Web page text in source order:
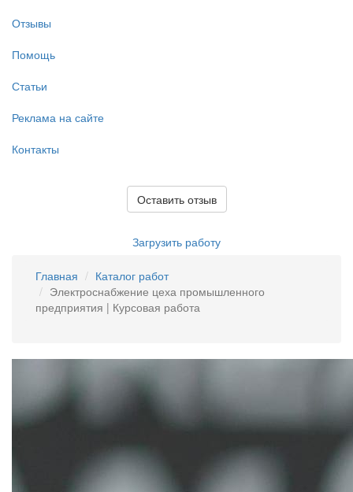
Отзывы
Помощь
Статьи
Реклама на сайте
Контакты
Оставить отзыв
Загрузить работу
Главная
Каталог работ
Электроснабжение цеха промышленного
предприятия | Курсовая работа